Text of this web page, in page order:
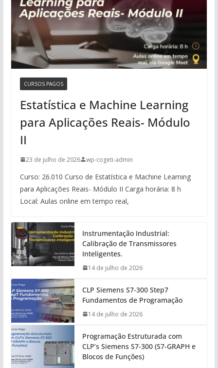
CURSOS PAGOS
Estatística e Machine Learning
para Aplicações Reais- Módulo
II
23 de julho de 2026 wp-cogeti-admin
Curso: 26.010 Curso de Estatística e Machine Learning
para Aplicações Reais- Módulo II Carga horária: 8 h
Local: Aulas online em tempo real,
Instrumentação Industrial:
Calibração de Transmissores
Inteligentes.
14 de julho de 2026
CLP Siemens S7-300 Step7
Fundamentos de Programação
14 de julho de 2026
Programação Estruturada com
CLP’s Siemens S7-300 (S7-GRAPH e
Blocos de Funções)